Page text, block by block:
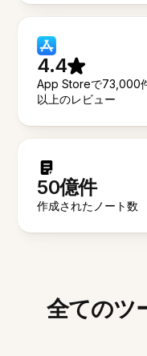
4.4
App Storeで73,000
以上のレビュー
50億件
作成されたノート数
全てのツ